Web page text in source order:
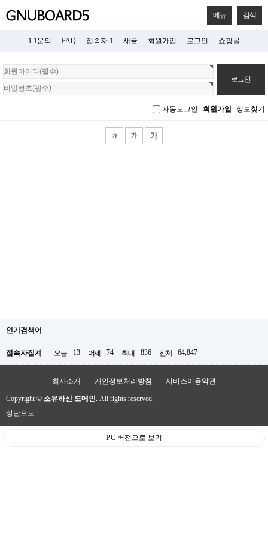
메뉴 검색
1:1문의 FAQ 접속자 1 새글 회원가입 로그인 쇼핑몰
회
원
로
자동로그인 회원가입 정보찾기
인기검색어
접속자집계 오늘 13 어제 74 최대 836 전체 64,847
회사소개 개인정보처리방침 서비스이용약관
Copyright © 소유하신 도메인. All rights reserved.
상단으로
PC 버전으로 보기